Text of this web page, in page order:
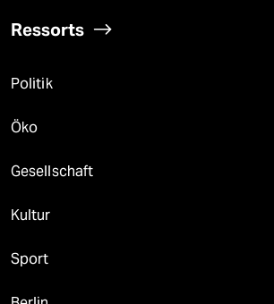
Ressorts
Politik
Öko
Gesellschaft
Kultur
Sport